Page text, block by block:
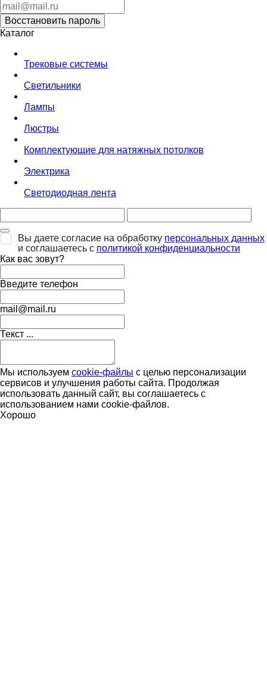
Восстановить пароль
Каталог
Трековые системы
Светильники
Лампы
Люстры
Комплектующие для натяжных потолков
Электрика
Светодиодная лента
Вы даете согласие на обработку персональных данных
и соглашаетесь с политикой конфиденциальности
Как вас зовут?
Введите телефон
mail@mail.ru
Текст ...
Мы используем cookie-файлы с целью персонализации
сервисов и улучшения работы сайта. Продолжая
использовать данный сайт, вы соглашаетесь с
использованием нами cookie-файлов.
Хорошо